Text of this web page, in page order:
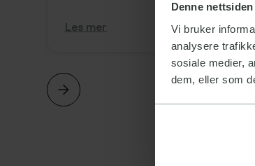
Denne
Vi bruker
analysere
sosiale medier,
dem, eller som
Les mer